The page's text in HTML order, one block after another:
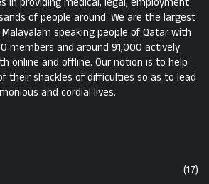
of people around. We are the largest
speaking people of Qatar with
members and around 91,000 actively
online and offline. Our notion is to help
their shackles of difficulties so as to lead
and cordial lives.
(17)